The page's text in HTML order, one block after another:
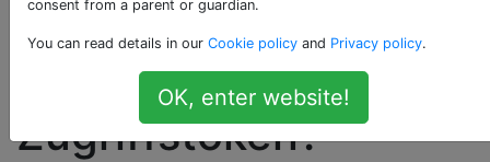
Windows 10 immer
dasselbe
Zugriffstoken?
consent from a parent or guardian.
You can read details in our Cookie policy and Privacy policy.
OK, enter website!